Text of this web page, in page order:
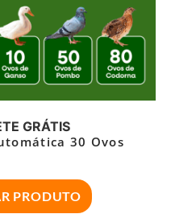
GRÁTIS
30 Ovos
PRODUTO